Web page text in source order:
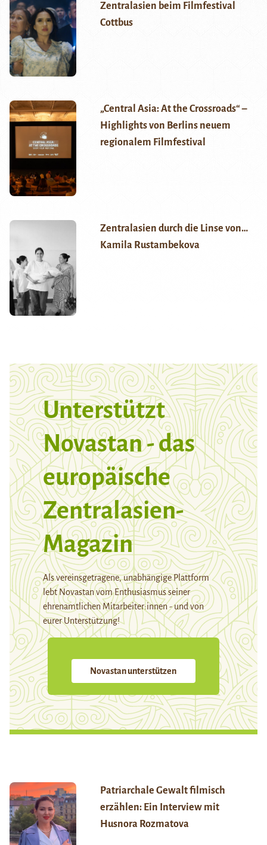
Zentralasien beim Filmfestival
Cottbus
„Central Asia: At the Crossroads“ –
Highlights von Berlins neuem
regionalem Filmfestival
Zentralasien durch die Linse von…
Kamila Rustambekova
Unterstützt
Novastan - das
europäische
Zentralasien-
Magazin
Als vereinsgetragene, unabhängige Plattform
lebt Novastan vom Enthusiasmus seiner
ehrenamtlichen Mitarbeiter:innen - und von
eurer Unterstützung!
Novastan unterstützen
Patriarchale Gewalt filmisch
erzählen: Ein Interview mit
Husnora Rozmatova